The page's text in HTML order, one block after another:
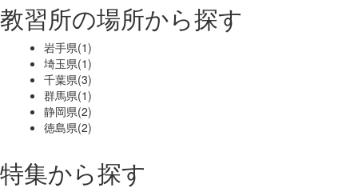
教習所の場所から探す
岩手県(1)
埼玉県(1)
千葉県(3)
群馬県(1)
静岡県(2)
徳島県(2)
特集から探す